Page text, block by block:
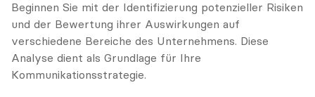
Beginnen Sie mit der Identifizierung potenzieller Risiken
und der Bewertung ihrer Auswirkungen auf
verschiedene Bereiche des Unternehmens. Diese
Analyse dient als Grundlage für Ihre
Kommunikationsstrategie.